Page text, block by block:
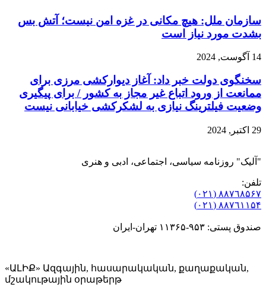
سازمان ملل: هیچ مکانی در غزه امن نیست؛ آتش بس
بشدت مورد نیاز است
14 آگوست, 2024
سخنگوی دولت خبر داد: آغاز دیوارکشی مرزی برای
ممانعت از ورود اتباع غیر مجاز به کشور / برای پیگیری
وضعیت فیلترینگ نیازی به لشکرکشی‌ خیابانی نیست
29 اکتبر, 2024
"آلیک" روزنامه سیاسی، اجتماعی، ادبی و هنری
تلفن:
٨۸٧٦٨۵۶۷ (٠٢١)
٨۸٧٦۱۱۵۴ (٠٢١)
صندوق پستی: ۹۵۳-۱۱۳۶۵ تهران-ایران
«ԱԼԻՔ» Ազգային, հասարակական, քաղաքական,
մշակութային օրաթերթ